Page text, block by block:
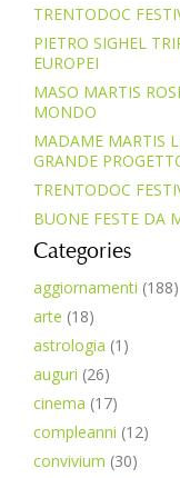
TRENTODOC
PIETRO SIGHEL
EUROPEI
MASO MARTIS
MONDO
MADAME MARTIS
GRANDE
TRENTODOC
BUONE FESTE DA
Categories
aggiornamenti (188)
arte (18)
astrologia (1)
auguri (26)
cinema (17)
compleanni (12)
convivium (30)